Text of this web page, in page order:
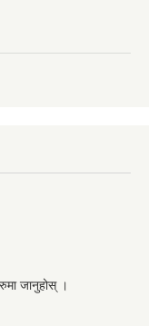
जानुहोस् ।